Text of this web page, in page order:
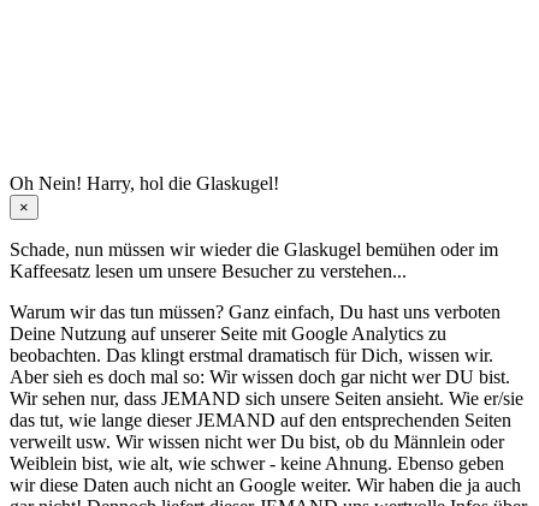
Oh Nein! Harry, hol die Glaskugel!
×
Schade, nun müssen wir wieder die Glaskugel bemühen oder im
Kaffeesatz lesen um unsere Besucher zu verstehen...
Warum wir das tun müssen? Ganz einfach, Du hast uns verboten
Deine Nutzung auf unserer Seite mit Google Analytics zu
beobachten. Das klingt erstmal dramatisch für Dich, wissen wir.
Aber sieh es doch mal so: Wir wissen doch gar nicht wer DU bist.
Wir sehen nur, dass JEMAND sich unsere Seiten ansieht. Wie er/sie
das tut, wie lange dieser JEMAND auf den entsprechenden Seiten
verweilt usw. Wir wissen nicht wer Du bist, ob du Männlein oder
Weiblein bist, wie alt, wie schwer - keine Ahnung. Ebenso geben
wir diese Daten auch nicht an Google weiter. Wir haben die ja auch